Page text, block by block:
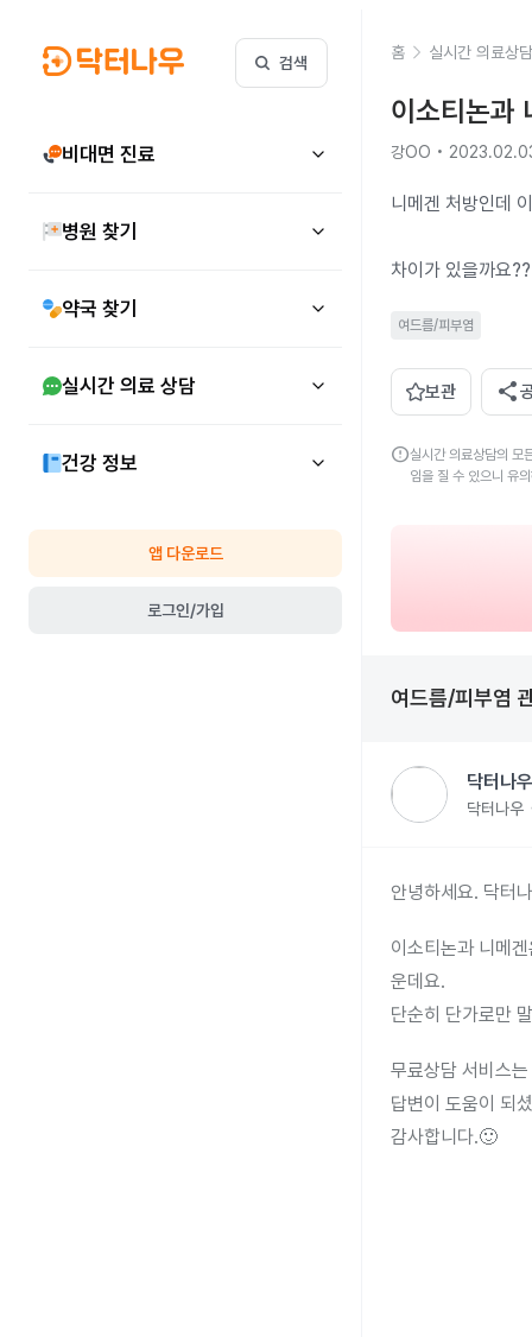
검색
비대면 진료
병원 찾기
약국 찾기
실시간 의료 상담
건강 정보
앱 다운로드
로그인/가입
홈 실시간 의료상담
이소티논과
강OO •
니메겐 처방인데
차이가 있을까요
여드름/피부염
보관 share
error실시간 의료상담의 모
임을 질 수 있으니 유
여드름/피부염
닥터나
닥터나우
안녕하세요. 닥터
이소티논과 니메
운데요.
단순히 단가로만
무료상담 서비스
답변이 도움이 되
감사합니다.🙂